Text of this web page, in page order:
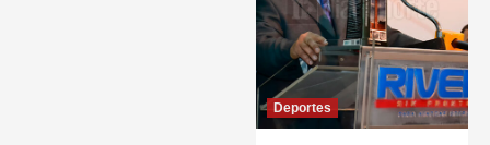
Deportes